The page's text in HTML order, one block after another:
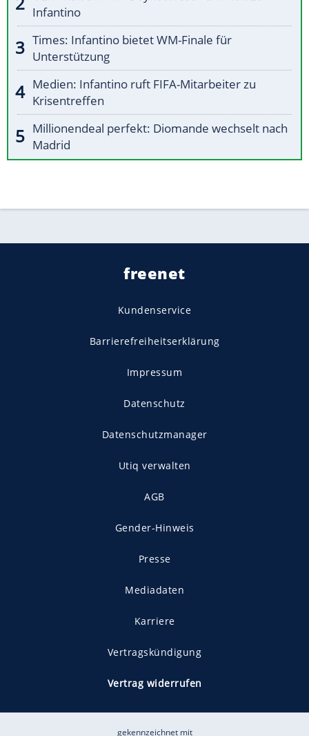
Infantino
Times: Infantino bietet WM-Finale für
Unterstützung
Medien: Infantino ruft FIFA-Mitarbeiter zu
Krisentreffen
Millionendeal perfekt: Diomande wechselt nach
Madrid
freenet
Kundenservice
Barrierefreiheitserklärung
Impressum
Datenschutz
Datenschutzmanager
Utiq verwalten
AGB
Gender-Hinweis
Presse
Mediadaten
Karriere
Vertragskündigung
Vertrag widerrufen
gekennzeichnet mit